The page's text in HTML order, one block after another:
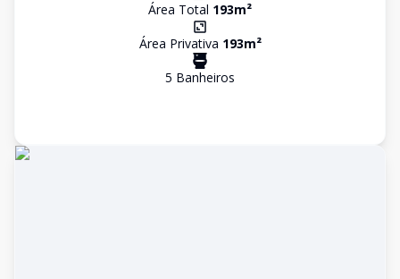
Área Total 193m²
Área Privativa 193m²
5 Banheiros